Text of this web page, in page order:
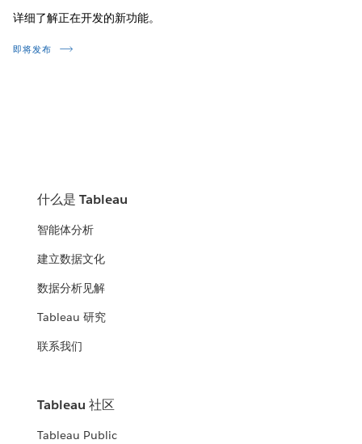
详细了解正在开发的新功能。
即将发布
什么是 Tableau
智能体分析
建立数据文化
数据分析见解
Tableau 研究
联系我们
Tableau 社区
Tableau Public